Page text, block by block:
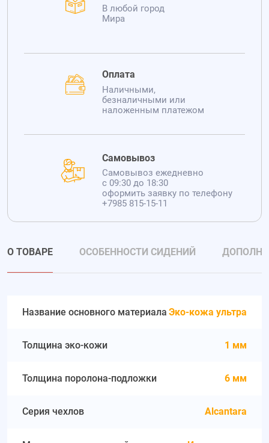
В любой город
Мира
Оплата
Наличными,
безналичными или
наложенным платежом
Самовывоз
Самовывоз ежедневно
с 09:30 до 18:30
оформить заявку по телефону
+7985 815-15-11
О ТОВАРЕ ОСОБЕННОСТИ СИДЕНИЙ
Название основного материала Эко-кожа ультра
Толщина эко-кожи 1 мм
Толщина поролона-подложки 6 мм
Серия чехлов Alcantara